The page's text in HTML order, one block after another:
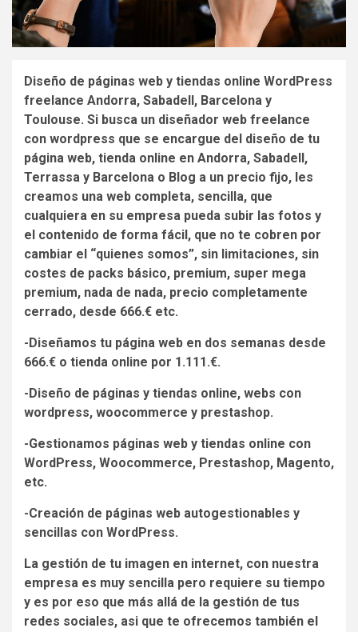
Diseño de páginas web y tiendas online WordPress
freelance Andorra, Sabadell, Barcelona y
Toulouse. Si busca un diseñador web freelance
con wordpress que se encargue del diseño de tu
página web, tienda online en Andorra, Sabadell,
Terrassa y Barcelona o Blog a un precio fijo, les
creamos una web completa, sencilla, que
cualquiera en su empresa pueda subir las fotos y
el contenido de forma fácil, que no te cobren por
cambiar el “quienes somos”, sin limitaciones, sin
costes de packs básico, premium, super mega
premium, nada de nada, precio completamente
cerrado, desde 666.€ etc.
-Diseñamos tu página web en dos semanas desde
666.€ o tienda online por 1.111.€.
-Diseño de páginas y tiendas online, webs con
wordpress, woocommerce y prestashop.
-Gestionamos páginas web y tiendas online con
WordPress, Woocommerce, Prestashop, Magento,
etc.
-Creación de páginas web autogestionables y
sencillas con WordPress.
La gestión de tu imagen en internet, con nuestra
empresa es muy sencilla pero requiere su tiempo
y es por eso que más allá de la gestión de tus
redes sociales, asi que te ofrecemos también el